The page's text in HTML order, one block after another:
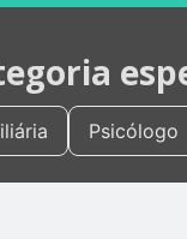
Psicólogo